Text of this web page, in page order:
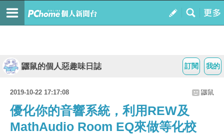
我的
訂閱
鼴鼠的個人惡趣味日誌
2019-10-22 17:17:08 鼴鼠
優化你的音響系統，利用REW及
MathAudio Room EQ來做等化校